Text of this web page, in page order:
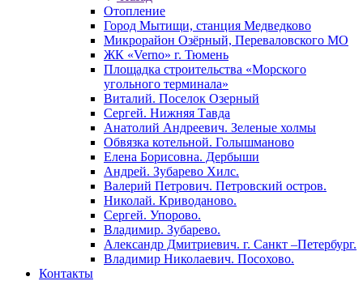
Отопление
Город Мытищи, станция Медведково
Микрорайон Озёрный, Переваловского МО
ЖК «Verno» г. Тюмень
Площадка строительства «Морского
угольного терминала»
Виталий. Поселок Озерный
Сергей. Нижняя Тавда
Анатолий Андреевич. Зеленые холмы
Обвязка котельной. Голышманово
Елена Борисовна. Дербыши
Андрей. Зубарево Хилс.
Валерий Петрович. Петровский остров.
Николай. Криводаново.
Сергей. Упорово.
Владимир. Зубарево.
Александр Дмитриевич. г. Санкт –Петербург.
Владимир Николаевич. Посохово.
Контакты